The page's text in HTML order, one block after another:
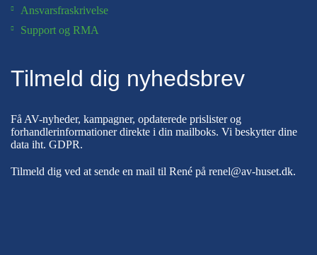
Ansvarsfraskrivelse
Support og RMA
Tilmeld dig nyhedsbrev
Få AV-nyheder, kampagner, opdaterede prislister og
forhandlerinformationer direkte i din mailboks. Vi beskytter dine
data iht. GDPR.
Tilmeld dig ved at sende en mail til René på renel@av-huset.dk.